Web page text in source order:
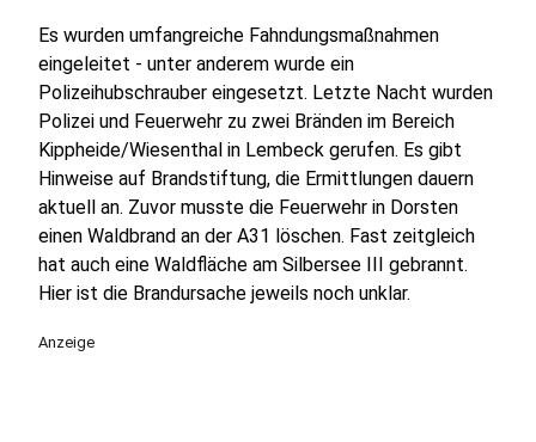
Es wurden umfangreiche Fahndungsmaßnahmen
eingeleitet - unter anderem wurde ein
Polizeihubschrauber eingesetzt. Letzte Nacht wurden
Polizei und Feuerwehr zu zwei Bränden im Bereich
Kippheide/Wiesenthal in Lembeck gerufen. Es gibt
Hinweise auf Brandstiftung, die Ermittlungen dauern
aktuell an. Zuvor musste die Feuerwehr in Dorsten
einen Waldbrand an der A31 löschen. Fast zeitgleich
hat auch eine Waldfläche am Silbersee III gebrannt.
Hier ist die Brandursache jeweils noch unklar.
Anzeige